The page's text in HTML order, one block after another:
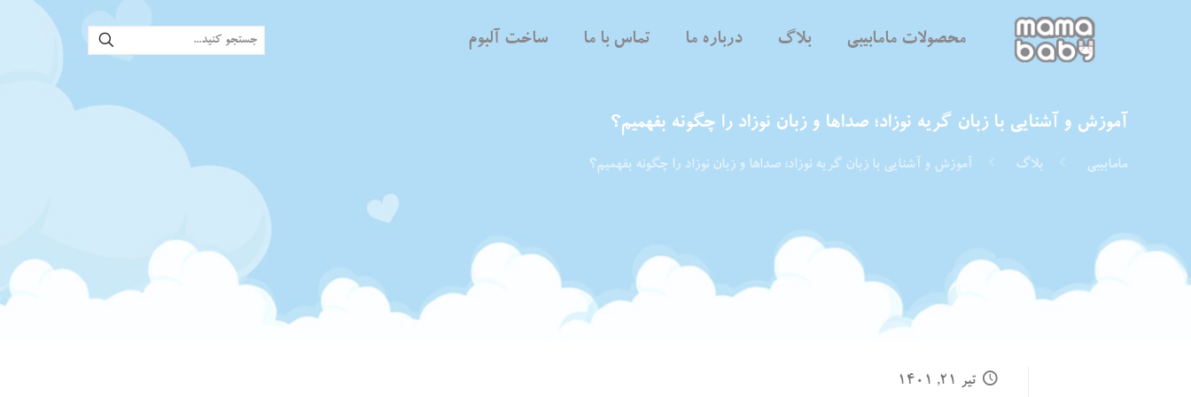
محصولات مامابیبی بلاگ درباره ما تماس با ما ساخت آلبوم
آموزش و آشنایی با زبان گریه نوزاد؛ صداها و زبان نوزاد را چگونه بفهمیم؟
مامابیبی بلاگ آموزش و آشنایی با زبان گریه نوزاد؛ صداها و زبان نوزاد را چگونه بفهمیم؟
تیر ۲۱, ۱۴۰۱